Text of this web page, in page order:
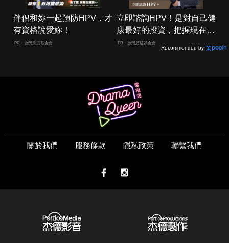
伴侶和妳一起預防HPV，才
有資格說愛妳！
PR・台灣癌症基金會
立即諮詢HPV！是對自己健
康最好的投資，把握現在不
嫌晚！
PR・台灣癌症基金會
Recommended by
關於我們 服務條款 隱私政策 聯繫我們